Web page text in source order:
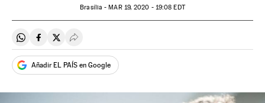
Brasília -MAR19, 2020 - 19:08 EDT
Compartir en Whatsapp
Compartir en Facebook
Compartir en Twitter
Desplegar Redes Sociales
Añadir EL PAÍS en Google